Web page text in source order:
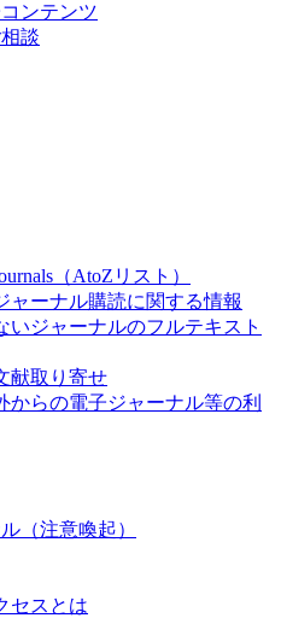
ンテンツ
談
（AtoZリスト）
ャーナル購読に関する情報
いジャーナルのフルテキスト
献取り寄せ
からの電子ジャーナル等の利
（注意喚起）
セスとは